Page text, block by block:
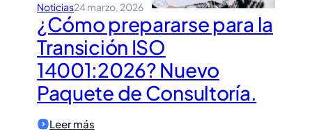
Noticias24 marzo, 2026
¿Cómo prepararse para la
Transición ISO
14001:2026? Nuevo
Paquete de Consultoría.
Leer más: